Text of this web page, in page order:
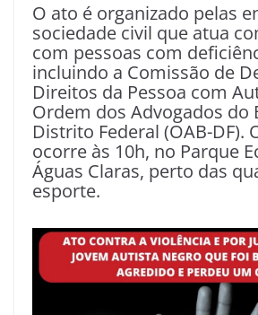
O ato é organizado pelas
sociedade civil que atua
com pessoas com
incluindo a Comissão de
Direitos da Pessoa com
Ordem dos Advogados do
Distrito Federal (OAB-DF).
ocorre às 10h, no Parque
Águas Claras, perto das
esporte.